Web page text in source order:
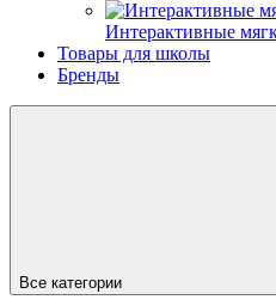
Интерактивные
Товары для школы
Бренды
Все категории